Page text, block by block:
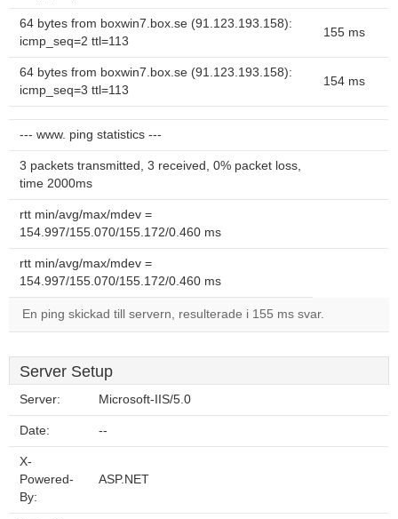
64 bytes from boxwin7.box.se (91.123.193.158):
icmp_seq=2 ttl=113
155 ms
64 bytes from boxwin7.box.se (91.123.193.158):
icmp_seq=3 ttl=113
154 ms
--- www. ping statistics ---
3 packets transmitted, 3 received, 0% packet loss,
time 2000ms
rtt min/avg/max/mdev =
154.997/155.070/155.172/0.460 ms
rtt min/avg/max/mdev =
154.997/155.070/155.172/0.460 ms
En ping skickad till servern, resulterade i 155 ms svar.
Server Setup
Server: Microsoft-IIS/5.0
Date: --
X-
Powered-
By:
ASP.NET